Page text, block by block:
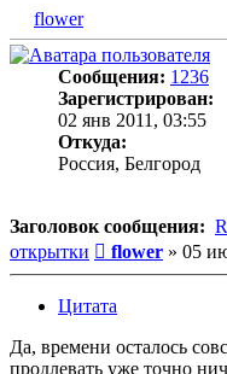
flower
Сообщения: 1236
Зарегистрирован:
02 янв 2011, 03:55
Откуда:
Россия, Белгород
Заголовок сообщения:
открытки
Сообщение
flower » 05
Цитата
Да, времени осталось
продлевать уже точно